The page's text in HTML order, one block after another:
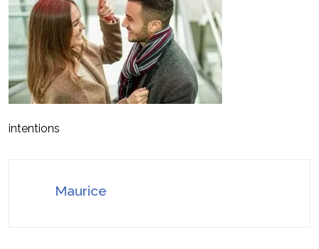
puissants
16 juillet 2026
Pourquoi faire confiance à ADC sécurité
pour la protection de vos biens et de vos proches ?
intentions
Maurice